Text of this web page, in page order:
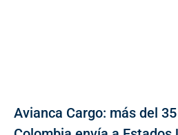
Avianca Cargo: más del